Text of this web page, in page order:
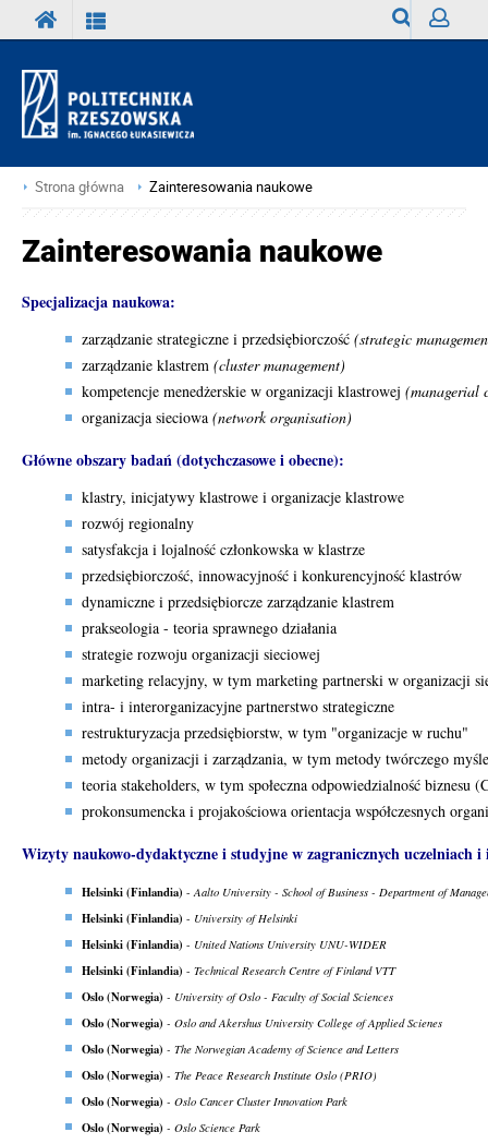
Strona główna Zainteresowania naukowe
Zainteresowania naukowe
Specjalizacja naukowa:
zarządzanie strategiczne i przedsiębiorczość (strategic
zarządzanie klastrem (cluster management)
kompetencje menedżerskie w organizacji klastrowej (managerial
organizacja sieciowa (network organisation)
Główne obszary badań (dotychczasowe i obecne):
klastry, inicjatywy klastrowe i organizacje klastrowe
rozwój regionalny
satysfakcja i lojalność członkowska w klastrze
przedsiębiorczość, innowacyjność i konkurencyjność klastrów
dynamiczne i przedsiębiorcze zarządzanie klastrem
prakseologia - teoria sprawnego działania
strategie rozwoju organizacji sieciowej
marketing relacyjny, w tym marketing partnerski w organizacji
intra- i interorganizacyjne partnerstwo strategiczne
restrukturyzacja przedsiębiorstw, w tym "organizacje w ruchu"
metody organizacji i zarządzania, w tym metody twórczego
teoria stakeholders, w tym społeczna odpowiedzialność biznesu
prokonsumencka i projakościowa orientacja współczesnych
Wizyty naukowo-dydaktyczne i studyjne w zagranicznych uczelniach
Helsinki (Finlandia) -Aalto University - School of Business - Department of
Helsinki (Finlandia) - University of Helsinki
Helsinki (Finlandia) - United Nations University UNU-WIDER
Helsinki (Finlandia) - Technical Research Centre of Finland VTT
Oslo (Norwegia) - University of Oslo - Faculty of Social Sciences
Oslo (Norwegia) - Oslo and Akershus University College of Applied Scienes
Oslo (Norwegia) - The Norwegian Academy of Science and Letters
Oslo (Norwegia) - The Peace Research Institute Oslo (PRIO)
Oslo (Norwegia) - Oslo Cancer Cluster Innovation Park
Oslo (Norwegia) - Oslo Science Park